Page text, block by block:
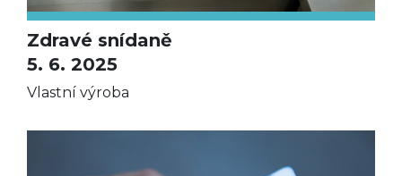
Zdravé snídaně
5. 6. 2025
Vlastní výroba